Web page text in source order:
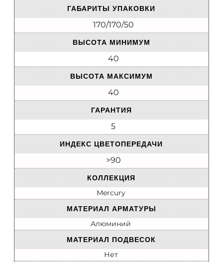
ГАБАРИТЫ УПАКОВКИ
170/170/50
ВЫСОТА МИНИМУМ
40
ВЫСОТА МАКСИМУМ
40
ГАРАНТИЯ
5
ИНДЕКС ЦВЕТОПЕРЕДАЧИ
>90
КОЛЛЕКЦИЯ
Mercury
МАТЕРИАЛ АРМАТУРЫ
Алюминий
МАТЕРИАЛ ПОДВЕСОК
Нет